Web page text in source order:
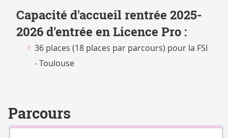
CATALOGUE
DES
FORMATIONS
Capacité d'accueil rentrée 2025-
2026 d'entrée en Licence Pro :
36 places (18 places par parcours) pour la FSI
- Toulouse
Parcours